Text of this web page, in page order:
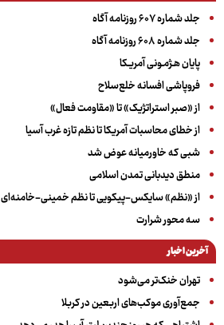
جلد شماره ۶۰۷ روزنامه آگاه
جلد شماره ۶۰۸ روزنامه آگاه
پایان هـژمـونی آمریـکا
فروپاشی افسانه خلع‌سلاح
از «صبر استراتژیک» تا «مقاومت فعال»
از خطای محاسبات آمریکا تا نظم تازه غرب آسیا
شبی که خاورمیانه عوض شد
منطق دیدبانی تمدن اسلامی
از «نظم» سایکس-پیکویی تا نظم خمینی-خامنه‌ای
سه‌ محور شرارت
آخرین اخبار
تهران خنک‌تر می‌شود
جمع‌آوری موکب‌های اربعین در کربلا